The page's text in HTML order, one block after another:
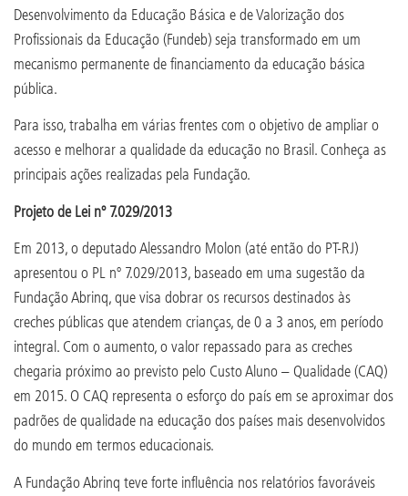
Desenvolvimento da Educação Básica e de Valorização dos
Profissionais da Educação (Fundeb) seja transformado em um
mecanismo permanente de financiamento da educação básica
pública.
Para isso, trabalha em várias frentes com o objetivo de ampliar o
acesso e melhorar a qualidade da educação no Brasil. Conheça as
principais ações realizadas pela Fundação.
Projeto de Lei nº 7.029/2013
Em 2013, o deputado Alessandro Molon (até então do PT-RJ)
apresentou o PL nº 7.029/2013, baseado em uma sugestão da
Fundação Abrinq, que visa dobrar os recursos destinados às
creches públicas que atendem crianças, de 0 a 3 anos, em período
integral. Com o aumento, o valor repassado para as creches
chegaria próximo ao previsto pelo Custo Aluno – Qualidade (CAQ)
em 2015. O CAQ representa o esforço do país em se aproximar dos
padrões de qualidade na educação dos países mais desenvolvidos
do mundo em termos educacionais.
A Fundação Abrinq teve forte influência nos relatórios favoráveis